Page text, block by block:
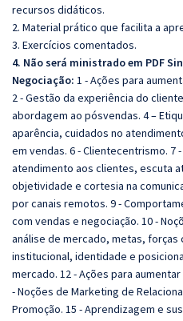
recursos didáticos.
2. Material prático que facilita a
3. Exercícios comentados.
4. Não será ministrado em PDF
Negociação: 1 - Ações para
2 - Gestão da experiência do
abordagem ao pósvendas. 4 –
aparência, cuidados no
em vendas. 6 - Clientecentrismo. 7
atendimento aos clientes, escuta
objetividade e cortesia na
por canais remotos. 9 -
com vendas e negociação. 10 -
análise de mercado, metas,
institucional, identidade e
mercado. 12 - Ações para
- Noções de Marketing de
Promoção. 15 - Aprendizagem e